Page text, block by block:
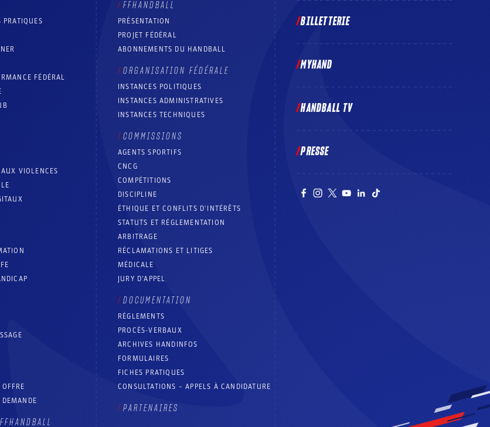
PRATIQUES
FÉDÉRAL
VIOLENCES
FFHANDBALL
PRÉSENTATION
PROJET FÉDÉRAL
ABONNEMENTS DU HANDBALL
ORGANISATION FÉDÉRALE
INSTANCES POLITIQUES
INSTANCES ADMINISTRATIVES
INSTANCES TECHNIQUES
COMMISSIONS
AGENTS SPORTIFS
CNCG
COMPÉTITIONS
DISCIPLINE
ÉTHIQUE ET CONFLITS D'INTÉRÊTS
STATUTS ET RÉGLEMENTATION
ARBITRAGE
RÉCLAMATIONS ET LITIGES
MÉDICALE
JURY D’APPEL
DOCUMENTATION
RÈGLEMENTS
PROCÈS-VERBAUX
ARCHIVES HANDINFOS
FORMULAIRES
FICHES PRATIQUES
CONSULTATIONS – APPELS À CANDIDATURE
PARTENAIRES
BILLETTERIE
MYHAND
HANDBALL TV
PRESSE